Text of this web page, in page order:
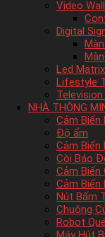
Video Wall
Digital
Led Matrix
Lifestyle
NHÀ THÔNG
Cảm
Độ ẩm
Cảm Biến
Còi Báo
Cảm Biến
Cảm Biến
Nút Bấm
Chuông
Robot